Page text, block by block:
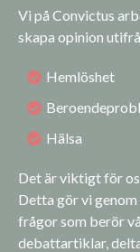
Vi på Convictus
skapa opinion
Hemlöshet
Hälsa
Det är viktigt för
Detta gör vi
frågor som berör
debattartiklar,